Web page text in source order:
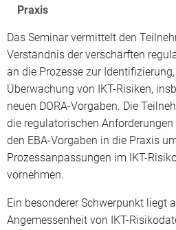
Praxis
Das Seminar vermittelt den
Verständnis der verschärften
an die Prozesse zur
Überwachung von IKT-Risiken,
neuen DORA-Vorgaben. Die
die regulatorischen Anforderungen
den EBA-Vorgaben in die Praxis
Prozessanpassungen im IKT-
vornehmen.
Ein besonderer Schwerpunkt liegt
Angemessenheit von IKT-